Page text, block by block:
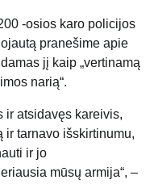
-osios karo policijos
pranešime apie
jį kaip „vertinamą
narią“.
ir atsidavęs kareivis,
ir tarnavo išskirtinumu,
ir jo
mūsų armija“, –